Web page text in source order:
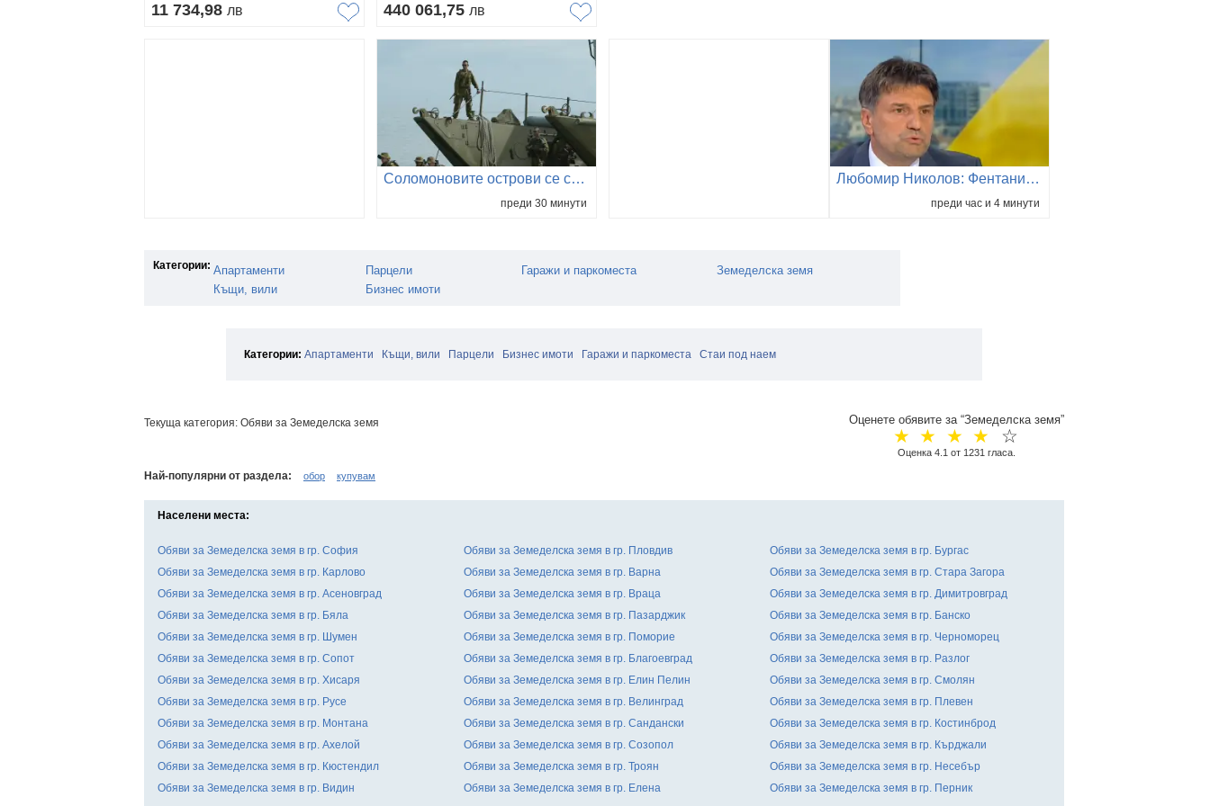
11 734,98 лв 440 061,75 лв
Соломоновите острови се стремят да задълбочат връзките си със САЩ
преди 30 минути
Любомир Николов: Фентанилът почти изцяло е изместил хероина на българския наркопазар
преди час и 4 минути
Категории: Апартаменти
Къщи, вили
Парцели
Бизнес имоти
Гаражи и паркоместа Земеделска земя
Категории: Апартаменти Къщи, вили Парцели Бизнес имоти Гаражи и паркоместа Стаи под наем
Текуща категория: Обяви за Земеделска земя Оценете обявите за “Земеделска земя”
☆
☆
☆
☆
☆
Оценка 4.1 от 1231 гласа.
Най-популярни от раздела: обор купувам
Населени места:
Обяви за Земеделска земя в гр. София Обяви за Земеделска земя в гр. Пловдив
Обяви за Земеделска земя в гр. Бургас
Обяви за Земеделска земя в гр. Карлово
Обяви за Земеделска земя в гр. Варна
Обяви за Земеделска земя в гр. Стара Загора
Обяви за Земеделска земя в гр. Асеновград
Обяви за Земеделска земя в гр. Враца
Обяви за Земеделска земя в гр. Димитровград
Обяви за Земеделска земя в гр. Бяла
Обяви за Земеделска земя в гр. Пазарджик
Обяви за Земеделска земя в гр. Банско
Обяви за Земеделска земя в гр. Шумен
Обяви за Земеделска земя в гр. Поморие
Обяви за Земеделска земя в гр. Черноморец
Обяви за Земеделска земя в гр. Сопот
Обяви за Земеделска земя в гр. Благоевград
Обяви за Земеделска земя в гр. Разлог
Обяви за Земеделска земя в гр. Хисаря
Обяви за Земеделска земя в гр. Елин Пелин
Обяви за Земеделска земя в гр. Смолян
Обяви за Земеделска земя в гр. Русе
Обяви за Земеделска земя в гр. Велинград
Обяви за Земеделска земя в гр. Плевен
Обяви за Земеделска земя в гр. Монтана
Обяви за Земеделска земя в гр. Сандански
Обяви за Земеделска земя в гр. Костинброд
Обяви за Земеделска земя в гр. Ахелой
Обяви за Земеделска земя в гр. Созопол
Обяви за Земеделска земя в гр. Кърджали
Обяви за Земеделска земя в гр. Кюстендил
Обяви за Земеделска земя в гр. Троян
Обяви за Земеделска земя в гр. Несебър
Обяви за Земеделска земя в гр. Видин
Обяви за Земеделска земя в гр. Елена Обяви за Земеделска земя в гр. Перник